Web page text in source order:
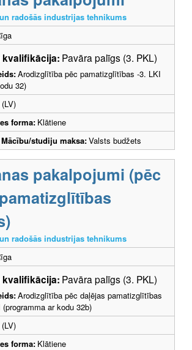
radošās industrijas tehnikums
Pavāra palīgs (3. PKL)
Arodizglītība pēc pamatizglītības -3. LKI
32)
forma: Klātiene
Mācību/studiju maksa:Valsts budžets
pakalpojumi (pēc
radošās industrijas tehnikums
Pavāra palīgs (3. PKL)
Arodizglītība pēc daļējas pamatizglītības
ar kodu 32b)
forma: Klātiene